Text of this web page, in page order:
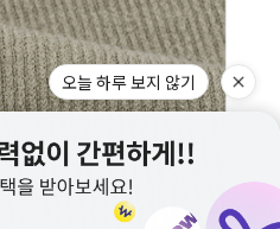
오늘 하루 보지 않기